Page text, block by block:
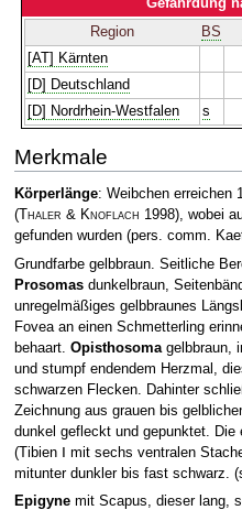
Region
BS
[AT] Kärnten
[D] Deutschland
[D] Nordrhein-Westfalen
s
Merkmale
Körperlänge: Weibchen erreichen
(Thaler & Knoflach 1998), wobei
gefunden wurden (pers. comm.
Grundfarbe gelbbraun. Seitliche
Prosomasdunkelbraun,
unregelmäßiges gelbbraunes
Fovea an einen Schmetterling
behaart. Opisthosomagelbbraun,
und stumpf endendem Herzmal,
schwarzen Flecken. Dahinter
Zeichnung aus grauen bis
dunkel gefleckt und gepunktet. Die
(Tibien Ⅰ mit sechs ventralen
mitunter dunkler bis fast schwarz.
Epigynemit Scapus, dieser lang,